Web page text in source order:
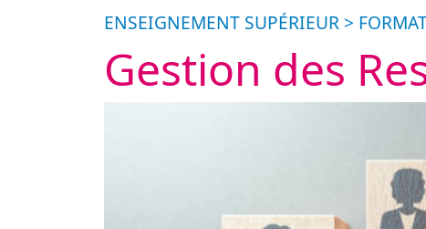
ENSEIGNEMENT SUPÉRIEUR >
Gestion des